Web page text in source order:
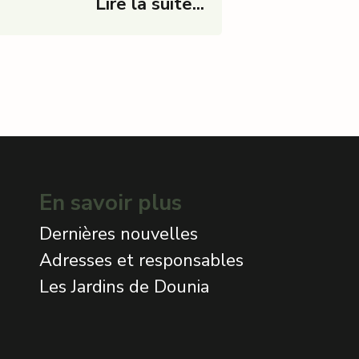
En savoir plus
Dernières nouvelles
Adresses et responsables
Les Jardins de Dounia